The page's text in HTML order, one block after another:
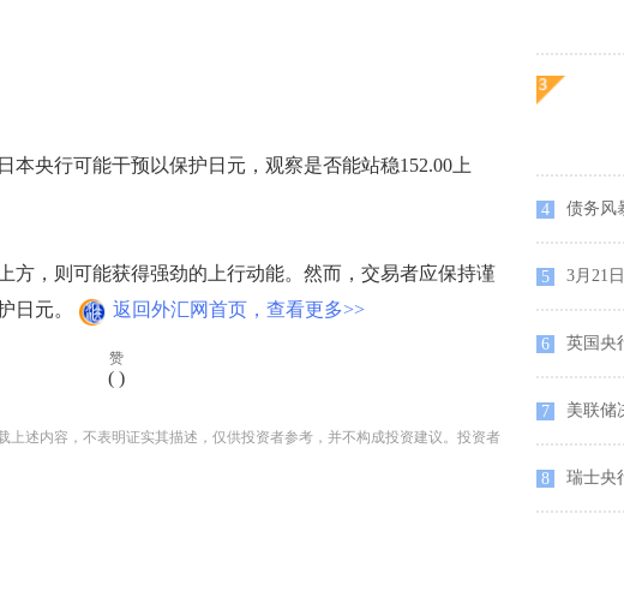
央行可能干预以保护日元，观察是否能站稳152.00上
，则可能获得强劲的上行动能。然而，交易者应保持谨
日元。
返回外汇网首页，查看更多>>
赞
( )
上述内容，不表明证实其描述，仅供投资者参考，并不构成投资建议。投资者
4 债务风暴
5 3月21
6 英国央行
7 美联储
8 瑞士央行